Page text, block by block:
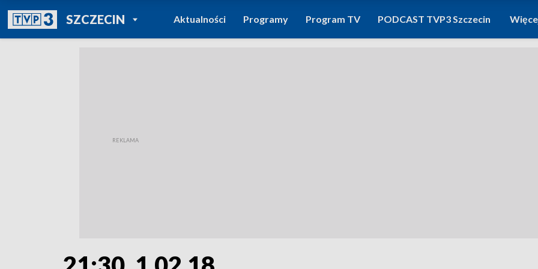
SZCZECINPOWRÓT DO
TVP REGIONY
Aktualności Programy Program TV PODCAST TVP3 Szczecin